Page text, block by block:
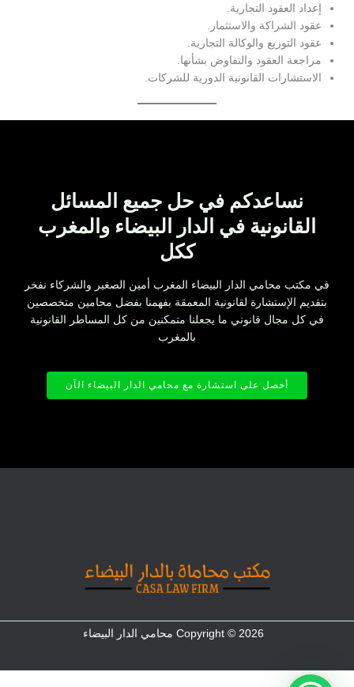
إعداد العقود التجارية.
عقود الشراكة والاستثمار.
عقود التوزيع والوكالة التجارية.
مراجعة العقود والتفاوض بشأنها.
الاستشارات القانونية الدورية للشركات.
نساعدكم في حل جميع المسائل
القانونية في الدار البيضاء والمغرب
ككل
في مكتب محامي الدار البيضاء المغرب أمين الصغير والشركاء نفخر
بتقديم الإستشارة لقانونية المعمقة بفهمنا بفضل محامين متخصصين
في كل مجال قانوني ما يجعلنا متمكنين من كل المساطر القانونية
بالمغرب
أحصل على استشارة مع محامي الدار البيضاء الآن
Copyright © 2026 محامي الدار البيضاء